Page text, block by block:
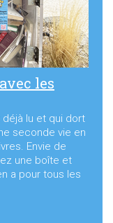
les
déjà lu et qui dort
seconde vie en
Envie de
une boîte et
a pour tous les